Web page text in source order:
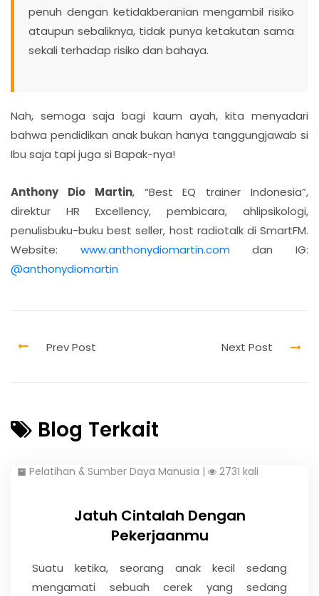
penuh dengan ketidakberanian mengambil risiko
ataupun sebaliknya, tidak punya ketakutan sama
sekali terhadap risiko dan bahaya.
Nah, semoga saja bagi kaum ayah, kita menyadari
bahwa pendidikan anak bukan hanya tanggungjawab si
Ibu saja tapi juga si Bapak-nya!
Anthony Dio Martin, “Best EQ trainer Indonesia”,
direktur HR Excellency, pembicara, ahlipsikologi,
penulisbuku-buku best seller, host radiotalk di SmartFM.
Website: www.anthonydiomartin.com
dan IG:
@anthonydiomartin
Blog Terkait
Pelatihan & Sumber Daya Manusia | 2731 kali
Jatuh Cintalah Dengan
Pekerjaanmu
Suatu ketika, seorang anak kecil sedang
mengamati sebuah cerek yang sedang